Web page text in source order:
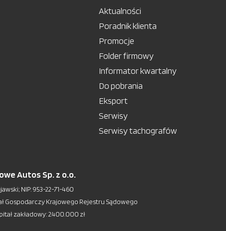
Aktualności
Poradnik klienta
Promocje
Folder firmowy
Informator kwartalny
Do pobrania
Eksport
Serwisy
Serwisy tachografów
Autos Sp. z o.o.
NIP: 953-22-71-460
Gospodarczy Krajowego Rejestru Sądowego
zakładowy: 2.400.000 zł